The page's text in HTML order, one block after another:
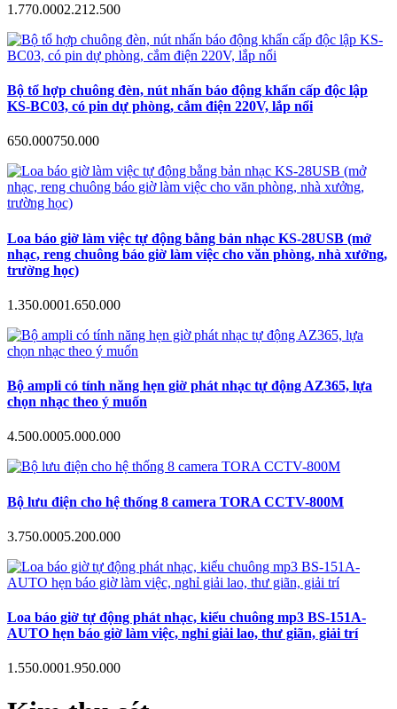
1.770.0002.212.500
Bộ tổ hợp chuông đèn, nút nhấn báo động khẩn cấp độc lập
KS-BC03, có pin dự phòng, cắm điện 220V, lắp nổi
650.000750.000
Loa báo giờ làm việc tự động bằng bản nhạc KS-28USB (mở
nhạc, reng chuông báo giờ làm việc cho văn phòng, nhà xưởng,
trường học)
1.350.0001.650.000
Bộ ampli có tính năng hẹn giờ phát nhạc tự động AZ365, lựa
chọn nhạc theo ý muốn
4.500.0005.000.000
Bộ lưu điện cho hệ thống 8 camera TORA CCTV-800M
3.750.0005.200.000
Loa báo giờ tự động phát nhạc, kiểu chuông mp3 BS-151A-
AUTO hẹn báo giờ làm việc, nghỉ giải lao, thư giãn, giải trí
1.550.0001.950.000